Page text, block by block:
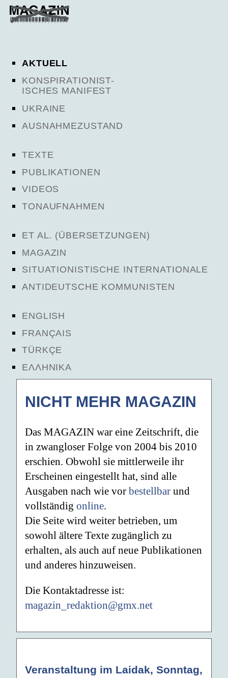
AKTUELL
KONSPIRATIONIST-
ISCHES MANIFEST
UKRAINE
AUSNAHMEZUSTAND
TEXTE
PUBLIKATIONEN
VIDEOS
TONAUFNAHMEN
ET AL. (ÜBERSETZUNGEN)
MAGAZIN
SITUATIONISTISCHE INTERNATIONALE
ANTIDEUTSCHE KOMMUNISTEN
ENGLISH
FRANÇAIS
TÜRKÇE
ΕΛΛΗΝΙΚΑ
NICHT MEHR MAGAZIN
Das MAGAZIN war eine Zeitschrift, die
in zwangloser Folge von 2004 bis 2010
erschien. Obwohl sie mittlerweile ihr
Erscheinen eingestellt hat, sind alle
Ausgaben nach wie vor bestellbar und
vollständig online.
Die Seite wird weiter betrieben, um
sowohl ältere Texte zugänglich zu
erhalten, als auch auf neue Publikationen
und anderes hinzuweisen.
Die Kontaktadresse ist:
magazin_redaktion@gmx.net
Veranstaltung im Laidak, Sonntag,